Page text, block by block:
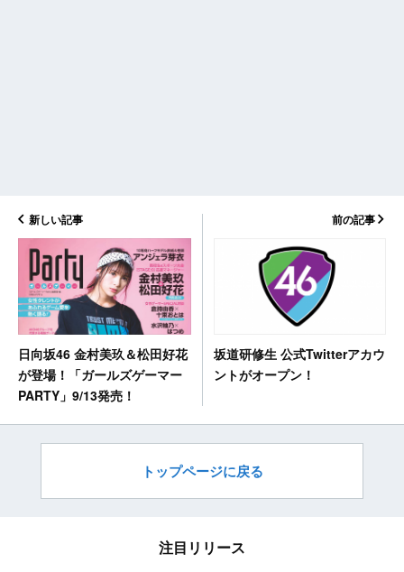
新しい記事
日向坂46 金村美玖＆松田好花
が登場！「ガールズゲーマー
PARTY」9/13発売！
前の記事
坂道研修生 公式Twitterアカウ
ントがオープン！
トップページに戻る
注目リリース